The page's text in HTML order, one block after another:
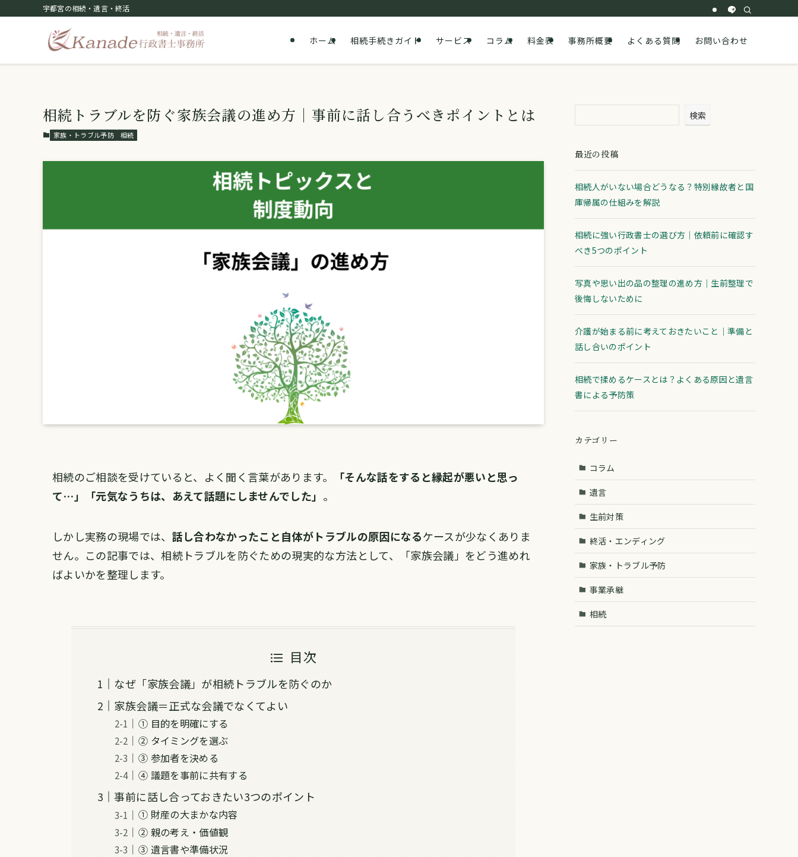
宇都宮の相続・遺言・終活
ホーム 相続手続きガイド サービス コラム 料金表 事務所概要 よくある質問 お問い合わせ
相続トラブルを防ぐ家族会議の進め方｜事前に話し合うべきポイントとは
家族・トラブル予防 相続
相続のご相談を受けていると、よく聞く言葉があります。
「そんな話をすると縁起が悪いと思っ
て…」「元気なうちは、あえて話題にしませんでした」 。
しかし実務の現場では、 話し合わなかったこと自体がトラブルの原因になるケースが少なくありま
せん。この記事では、相続トラブルを防ぐための現実的な方法として、「家族会議」をどう進めれ
ばよいかを整理します。
目次
なぜ「家族会議」が相続トラブルを防ぐのか
家族会議＝正式な会議でなくてよい
① 目的を明確にする
② タイミングを選ぶ
③ 参加者を決める
④ 議題を事前に共有する
事前に話し合っておきたい3つのポイント
① 財産の大まかな内容
② 親の考え・価値観
③ 遺言書や準備状況
検索
最近の投稿
相続人がいない場合どうなる？特別縁故者と国
庫帰属の仕組みを解説
相続に強い行政書士の選び方｜依頼前に確認す
べき5つのポイント
写真や思い出の品の整理の進め方｜生前整理で
後悔しないために
介護が始まる前に考えておきたいこと｜準備と
話し合いのポイント
相続で揉めるケースとは？よくある原因と遺言
書による予防策
カテゴリー
コラム
遺言
生前対策
終活・エンディング
家族・トラブル予防
事業承継
相続